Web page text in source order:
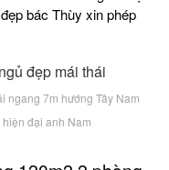
bác Thùy xin phép
ngang 7m hướng Tây Nam
đại anh Nam